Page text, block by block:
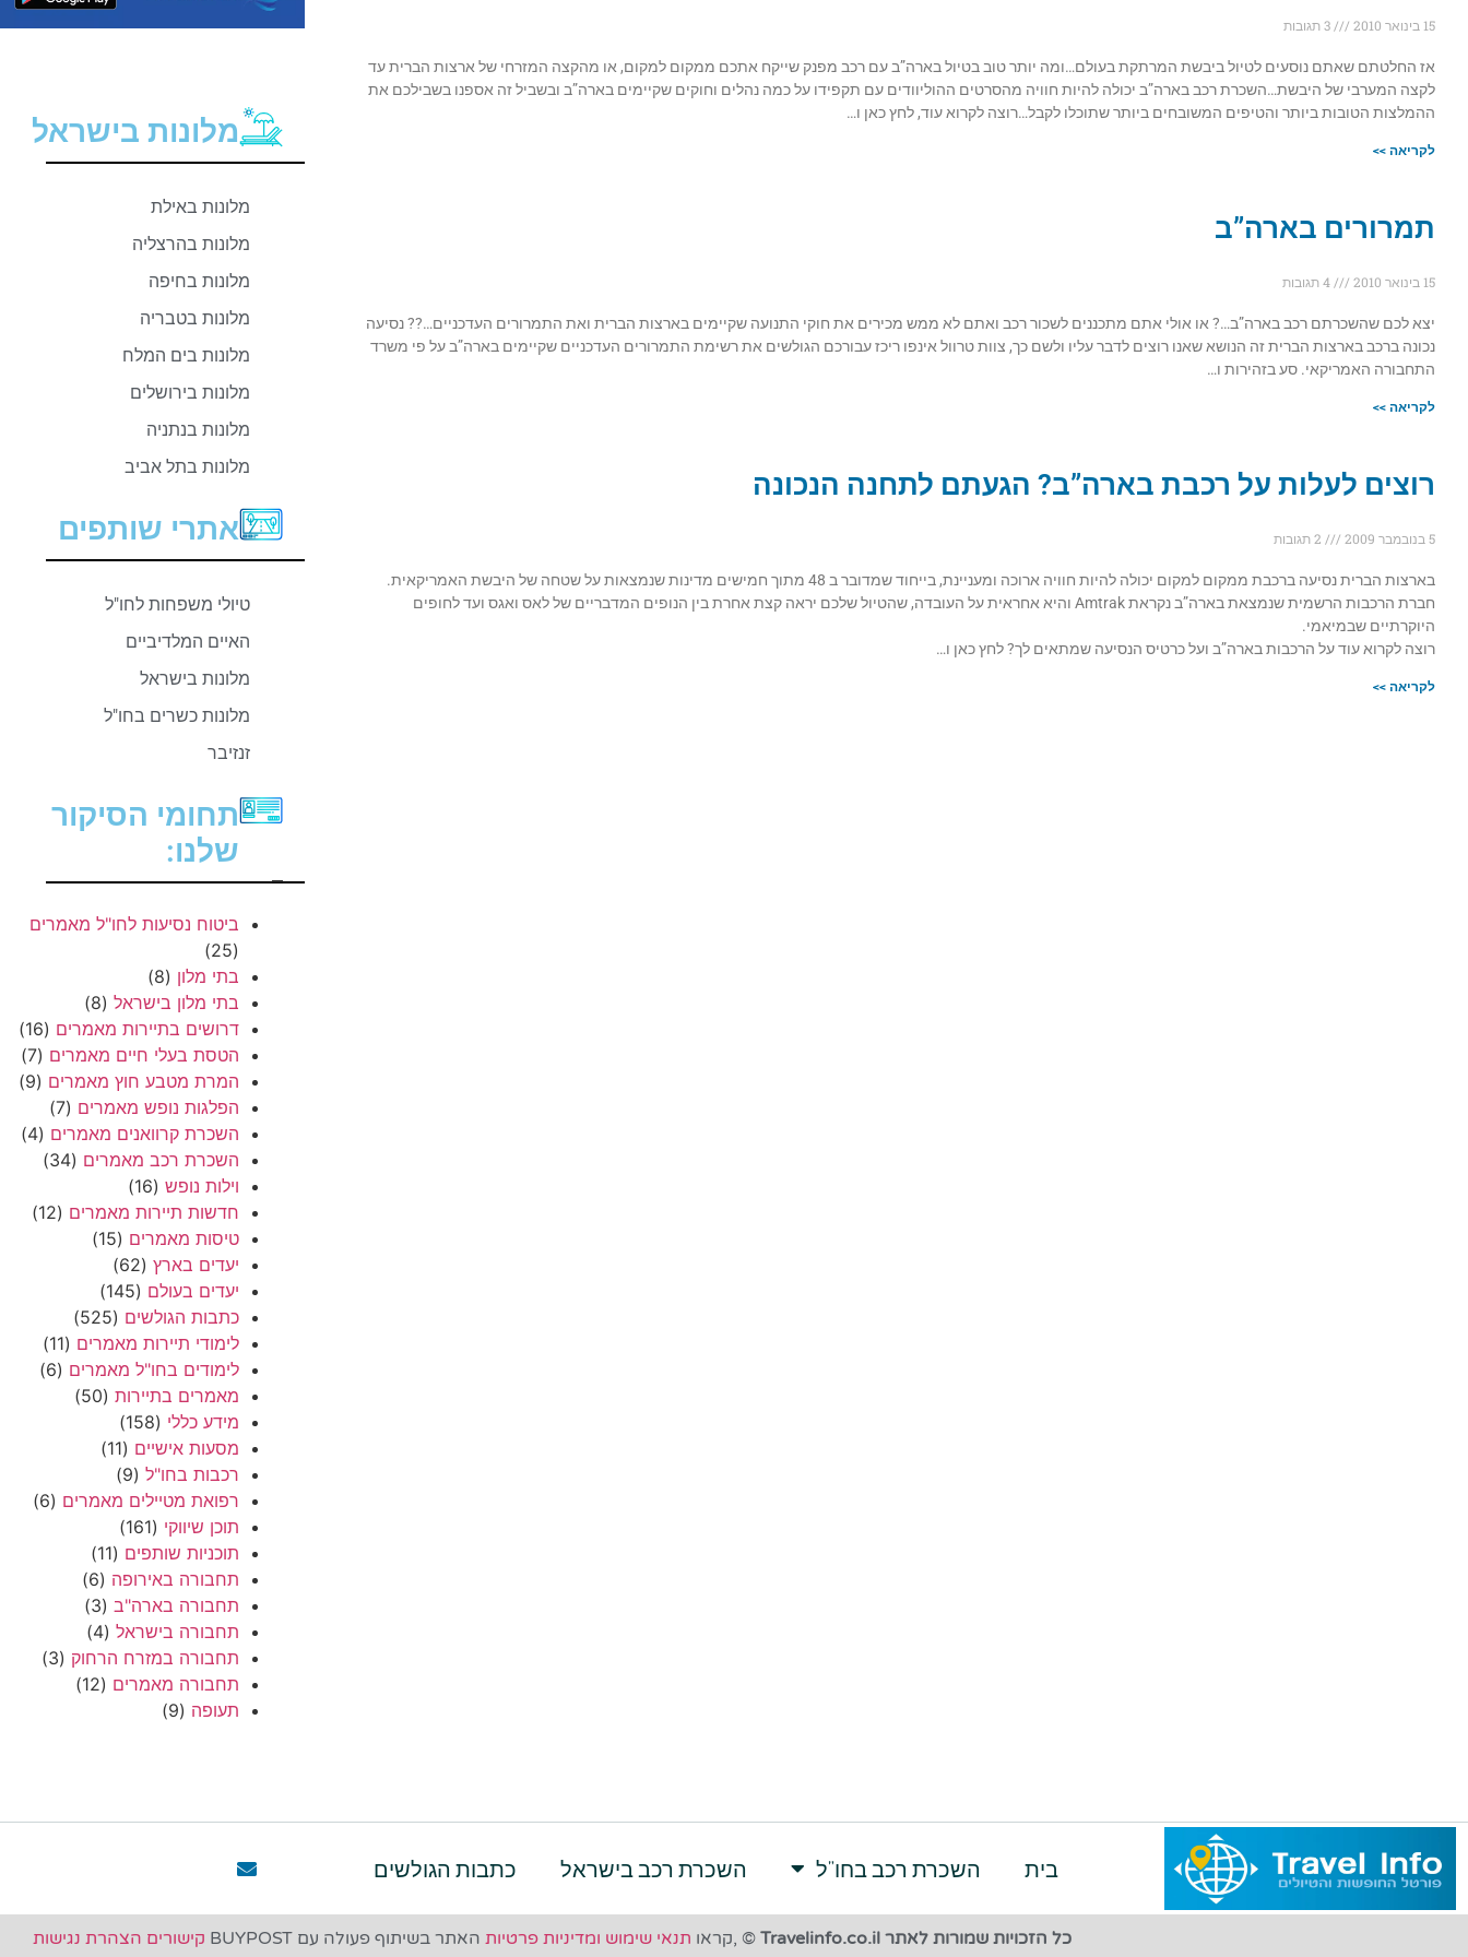
15 בינואר 2010
אז החלטתם שאתם נוסעים לטיול ביבשת המרתקת בעולם…ומה יותר טוב בטיול בארה”ב עם רכב מפנק שייקח אתכם ממקום למקום, או מהקצה המזרחי של ארצות הברית עד
לקצה המערבי של היבשת…השכרת רכב בארה”ב יכולה להיות חוויה מהסרטים ההוליוודים עם תקפידו על כמה נהלים וחוקים שקיימים בארה”ב ובשביל זה אספנו בשבילכם את
ההמלצות הטובות ביותר והטיפים המשובחים ביותר שתוכלו לקבל…רוצה לקרוא עוד, לחץ כאן ו…
לקריאה >>
תמרורים בארה”ב
15 בינואר 2010
יצא לכם שהשכרתם רכב בארה”ב…? או אולי אתם מתכננים לשכור רכב ואתם לא ממש מכירים את חוקי התנועה שקיימים בארצות הברית ואת התמרורים העדכניים…?? נסיעה
נכונה ברכב בארצות הברית זה הנושא שאנו רוצים לדבר עליו ולשם כך, צוות טרוול אינפו ריכז עבורכם הגולשים את רשימת התמרורים העדכניים שקיימים בארה”ב על פי משרד
התחבורה האמריקאי. סע בזהירות ו…
לקריאה >>
רוצים לעלות על רכבת בארה”ב? הגעתם לתחנה הנכונה
5 בנובמבר 2009
בארצות הברית נסיעה ברכבת ממקום למקום יכולה להיות חוויה ארוכה ומעניינת, בייחוד שמדובר ב 48 מתוך חמישים מדינות שנמצאות על שטחה של היבשת האמריקאית.
חברת הרכבות הרשמית שנמצאת בארה”ב נקראת Amtrak והיא אחראית על העובדה, שהטיול שלכם יראה קצת אחרת בין הנופים המדבריים של לאס ואגס ועד לחופים
היוקרתיים שבמיאמי.
רוצה לקרוא עוד על הרכבות בארה”ב ועל כרטיס הנסיעה שמתאים לך? לחץ כאן ו…
לקריאה >>
מלונות בישראל
מלונות באילת
מלונות בהרצליה
מלונות בחיפה
מלונות בטבריה
מלונות בים המלח
מלונות בירושלים
מלונות בנתניה
מלונות בתל אביב
אתרי שותפים
טיולי משפחות לחו"ל
האיים המלדיביים
מלונות בישראל
מלונות כשרים בחו"ל
זנזיבר
תחומי הסיקור
שלנו:
–
ביטוח נסיעות לחו"ל מאמרים
(25)
בתי מלון (8)
בתי מלון בישראל(8)
דרושים בתיירות מאמרים (16)
הטסת בעלי חיים מאמרים (7)
המרת מטבע חוץ מאמרים (9)
הפלגות נופש מאמרים (7)
השכרת קרוואנים מאמרים (4)
השכרת רכב מאמרים (34)
וילות נופש(16)
חדשות תיירות מאמרים (12)
טיסות מאמרים (15)
יעדים בארץ(62)
יעדים בעולם (145)
כתבות הגולשים (525)
לימודי תיירות מאמרים (11)
לימודים בחו"ל מאמרים (6)
מאמרים בתיירות(50)
מידע כללי (158)
מסעות אישיים (11)
רכבות בחו"ל(9)
רפואת מטיילים מאמרים (6)
תוכן שיווקי (161)
תוכניות שותפים (11)
תחבורה באירופה (6)
תחבורה בארה"ב(3)
תחבורה בישראל(4)
תחבורה במזרח הרחוק (3)
תחבורה מאמרים (12)
תעופה (9)
בית השכרת רכב בחו”ל השכרת רכב בישראל כתבות הגולשים
כל הזכויות שמורות לאתר Travelinfo.co.il © ,קראו תנאי שימוש ומדיניות פרטיות האתר בשיתוף פעולה עם BUYPOST קישורים הצהרת נגישות